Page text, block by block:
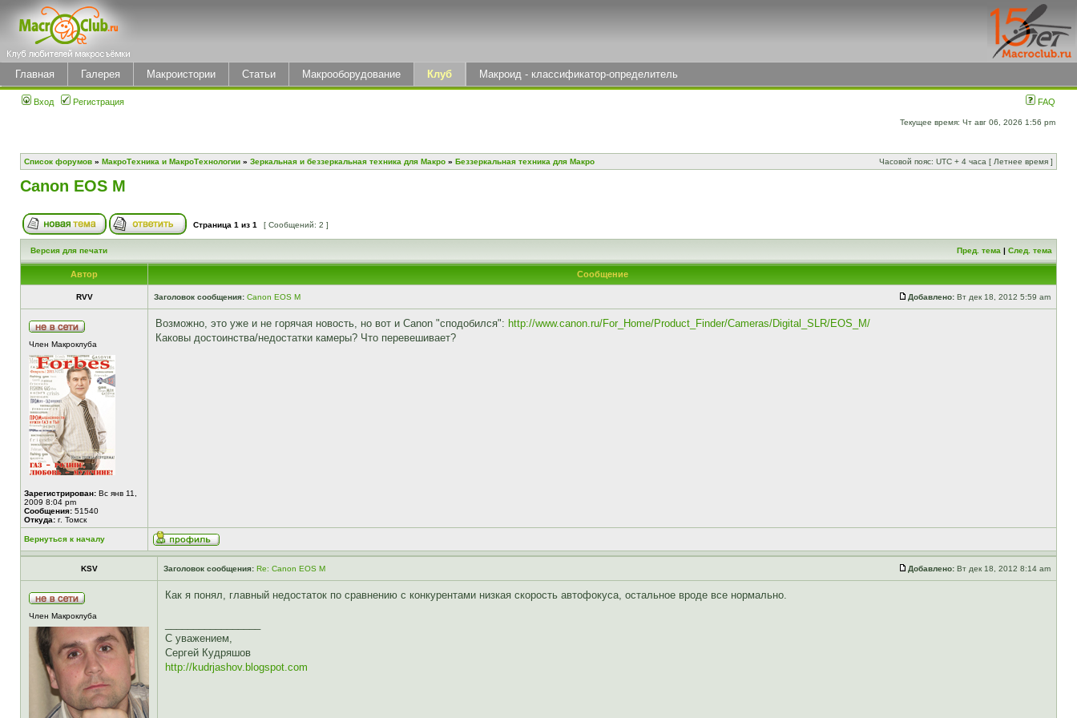
Главная Галерея Макроистории Статьи Макрооборудование Клуб Макроид - классификатор-определитель
Вход Регистрация FAQ
Текущее время: Чт авг 06, 2026 1:56 pm
Список форумов » МакроТехника и МакроТехнологии » Зеркальная и беззеркальная техника для Макро » Беззеркальная техника для Макро Часовой пояс: UTC + 4 часа [ Летнее время ]
Canon EOS M
Страница 1 из 1 [ Сообщений: 2 ]
Версия для печати Пред. тема | След. тема
Автор Сообщение
RVV Заголовок сообщения: Canon EOS M Добавлено: Вт дек 18, 2012 5:59 am
Член Макроклуба
Зарегистрирован: Вс янв 11,
2009 8:04 pm
Сообщения: 51540
Откуда: г. Томск
Возможно, это уже и не горячая новость, но вот и Canon "сподобился": http://www.canon.ru/For_Home/Product_Finder/Cameras/Digital_SLR/EOS_M/
Каковы достоинства/недостатки камеры? Что перевешивает?
Вернуться к началу
KSV Заголовок сообщения: Re: Canon EOS M Добавлено: Вт дек 18, 2012 8:14 am
Член Макроклуба
Как я понял, главный недостаток по сравнению с конкурентами низкая скорость автофокуса, остальное вроде все нормально.
С уважением,
Сергей Кудряшов
http://kudrjashov.blogspot.com